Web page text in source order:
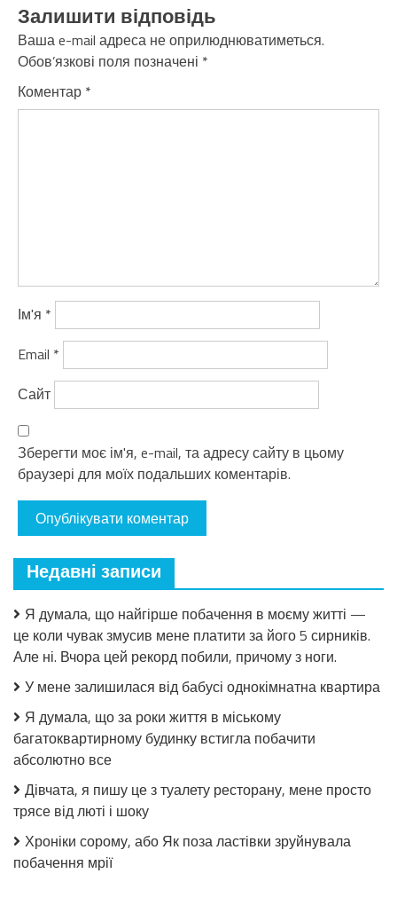
Залишити відповідь
Ваша e-mail адреса не оприлюднюватиметься.
Обов’язкові поля позначені *
Коментар *
Ім'я *
Email *
Сайт
Зберегти моє ім'я, e-mail, та адресу сайту в цьому
браузері для моїх подальших коментарів.
Недавні записи
Я думала, що найгірше побачення в моєму житті —
це коли чувак змусив мене платити за його 5 сирників.
Але ні. Вчора цей рекорд побили, причому з ноги.
У мене залишилася від бабусі однокімнатна квартира
Я думала, що за роки життя в міському
багатоквартирному будинку встигла побачити
абсолютно все
Дівчата, я пишу це з туалету ресторану, мене просто
трясе від люті і шоку
Хроніки сорому, або Як поза ластівки зруйнувала
побачення мрії